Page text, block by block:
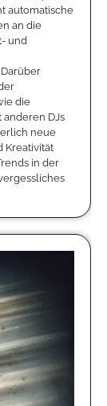
automatische
an die
und
die
DJs
neue
Kreativität
in der